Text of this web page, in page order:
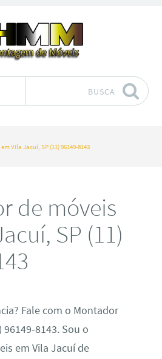
BUSCA
Vila Jacuí, SP (11) 96149-8143
de móveis
SP (11)
Fale com o Montador
8143. Sou o
em Vila Jacuí de